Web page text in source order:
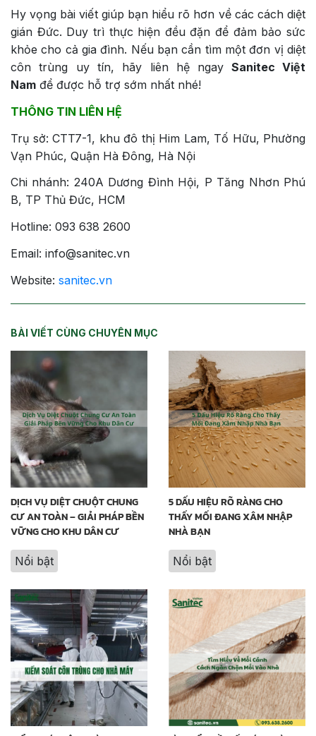
Hy vọng bài viết giúp bạn hiểu rõ hơn về các cách diệt
gián Đức. Duy trì thực hiện đều đặn để đảm bảo sức
khỏe cho cả gia đình. Nếu bạn cần tìm một đơn vị diệt
côn trùng uy tín, hãy liên hệ ngay Sanitec Việt
Nam để được hỗ trợ sớm nhất nhé!
THÔNG TIN LIÊN HỆ
Trụ sở: CTT7-1, khu đô thị Him Lam, Tố Hữu, Phường
Vạn Phúc, Quận Hà Đông, Hà Nội
Chi nhánh: 240A Dương Đình Hội, P Tăng Nhơn Phú
B, TP Thủ Đức, HCM
Hotline: 093 638 2600
Email: info@sanitec.vn
Website: sanitec.vn
BÀI VIẾT CÙNG CHUYÊN MỤC
DỊCH VỤ DIỆT CHUỘT CHUNG
CƯ AN TOÀN – GIẢI PHÁP BỀN
VỮNG CHO KHU DÂN CƯ
Nổi bật
5 DẤU HIỆU RÕ RÀNG CHO
THẤY MỐI ĐANG XÂM NHẬP
NHÀ BẠN
Nổi bật